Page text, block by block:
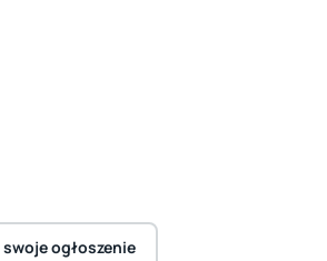
swoje ogłoszenie